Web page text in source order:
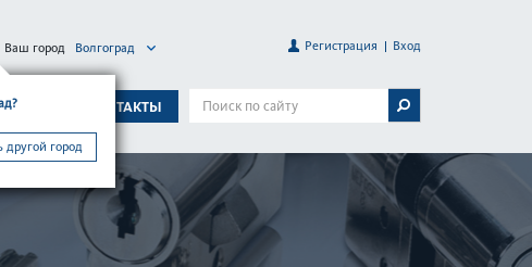
КОНТАКТЫ
другой город
Ваш город Волгоград Регистрация Вход